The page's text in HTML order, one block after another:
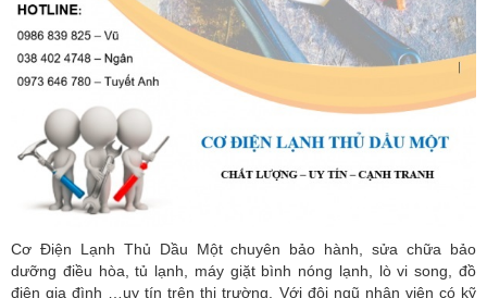
Cơ Điện Lạnh Thủ Dầu Một chuyên bảo hành, sửa chữa bảo
dưỡng điều hòa, tủ lạnh, máy giặt bình nóng lạnh, lò vi song, đồ
điện gia đình …uy tín trên thị trường. Với đội ngũ nhân viên có kỹ